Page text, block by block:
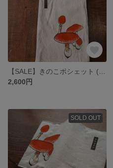
2,600円
SOLD OUT